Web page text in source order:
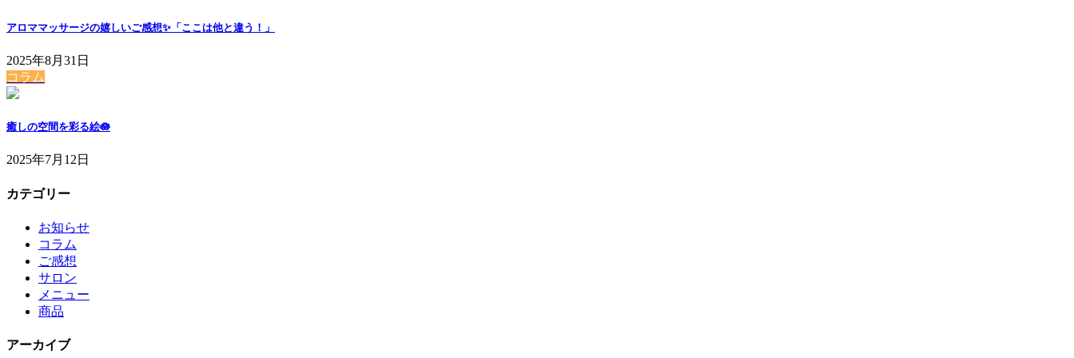
アロママッサージの嬉しいご感想✨「ここは他と違う！」
2025年8月31日
コラム
癒しの空間を彩る絵🪷
2025年7月12日
カテゴリー
お知らせ
コラム
ご感想
サロン
メニュー
商品
アーカイブ